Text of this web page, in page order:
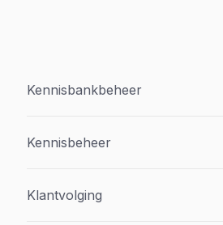
Kennisbankbeheer
Kennisbeheer
Klantvolging